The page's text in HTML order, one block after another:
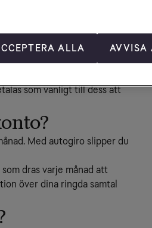
behandlas beroende på
som vanligt till dess att
Med autogiro slipper du
dras varje månad att
över dina ringda samtal
ALLA AVVISA